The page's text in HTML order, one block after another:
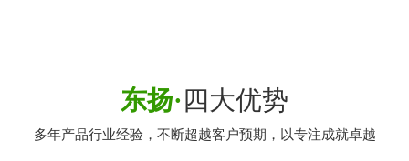
东扬·四大优势
多年产品行业经验，不断超越客户预期，以专注成就卓越